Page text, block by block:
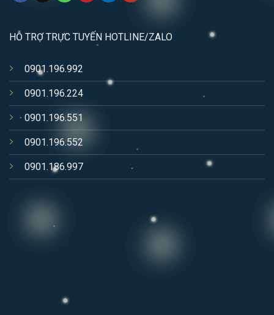
HỖ TRỢ TRỰC TUYẾN HOTLINE/ZALO
0901.196.992
0901.196.224
0901.196.551
0901.196.552
0901.186.997